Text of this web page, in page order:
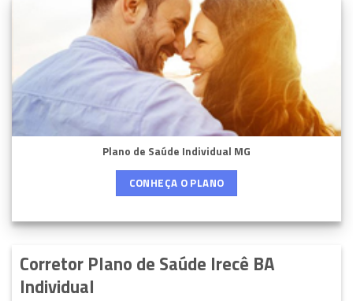
Plano de Saúde Individual MG
CONHEÇA O PLANO
Corretor Plano de Saúde Irecê BA
Individual